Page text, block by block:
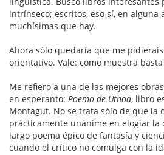
intrínseco; escritos, eso sí, en alguna
muchísimas que hay.
Ahora sólo quedaría que me
orientativo. Vale: como muestra
Me refiero a una de las mejores
en esperanto: Poemo de Utnoa, libro
Montagut. No se trata sólo de que la
prácticamente unánime en elogiar la
largo poema épico de fantasía y
cuando el crítico no comulga con la